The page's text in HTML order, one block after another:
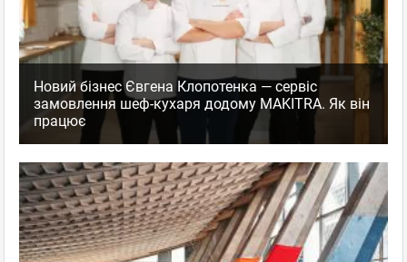
Новий бізнес Євгена Клопотенка — сервіс
замовлення шеф-кухаря додому MAKITRA. Як він
працює